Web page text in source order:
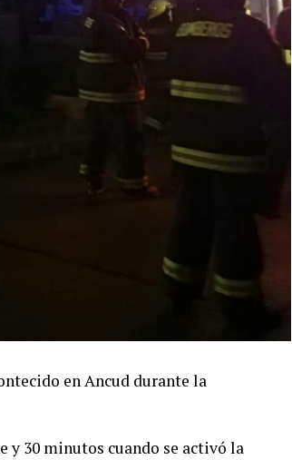
en Ancud durante la
y 30 minutos cuando se activó la